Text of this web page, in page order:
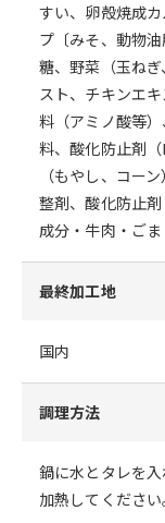
すい、卵殻焼成
プ〔みそ、動物
糖、野菜（玉ね
スト、チキンエ
料（アミノ酸等
料、酸化防止剤
（もやし、コー
整剤、酸化防止
成分・牛肉・ご
最終加工地
国内
調理方法
鍋に水とタレを
加熱してくださ